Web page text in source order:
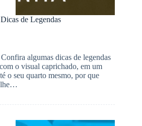
de Legendas
algumas dicas de legendas
o visual caprichado, em um
o seu quarto mesmo, por que
lhe…